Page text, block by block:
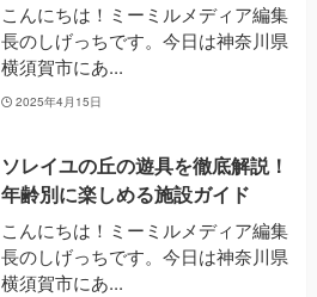
こんにちは！ミーミルメディア編集
長のしげっちです。今日は神奈川県
横須賀市にあ...
2025年4月15日
ソレイユの丘の遊具を徹底解説！
年齢別に楽しめる施設ガイド
こんにちは！ミーミルメディア編集
長のしげっちです。今日は神奈川県
横須賀市にあ...